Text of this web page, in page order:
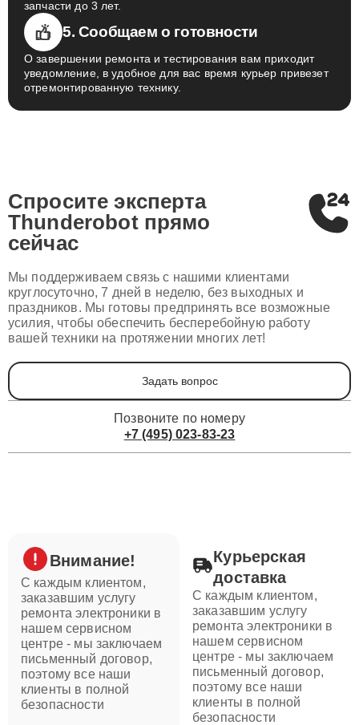
запчасти до 3 лет.
5. Сообщаем о готовности
О завершении ремонта и тестирования вам приходит
уведомление, в удобное для вас время курьер привезет
отремонтированную технику.
Спросите эксперта
Thunderobot прямо
сейчас
Мы поддерживаем связь с нашими клиентами
круглосуточно, 7 дней в неделю, без выходных и
праздников. Мы готовы предпринять все возможные
усилия, чтобы обеспечить бесперебойную работу
вашей техники на протяжении многих лет!
Задать вопрос
Позвоните по номеру
+7 (495) 023-83-23
Внимание!
С каждым клиентом,
заказавшим услугу
ремонта электроники в
нашем сервисном
центре - мы заключаем
письменный договор,
поэтому все наши
клиенты в полной
безопасности
Курьерская
доставка
С каждым клиентом,
заказавшим услугу
ремонта электроники в
нашем сервисном
центре - мы заключаем
письменный договор,
поэтому все наши
клиенты в полной
безопасности